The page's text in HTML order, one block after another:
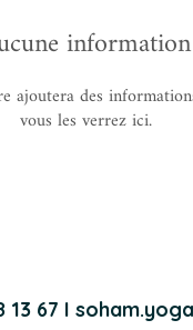
information
ajoutera des
vous les verrez ici.
13 67 I